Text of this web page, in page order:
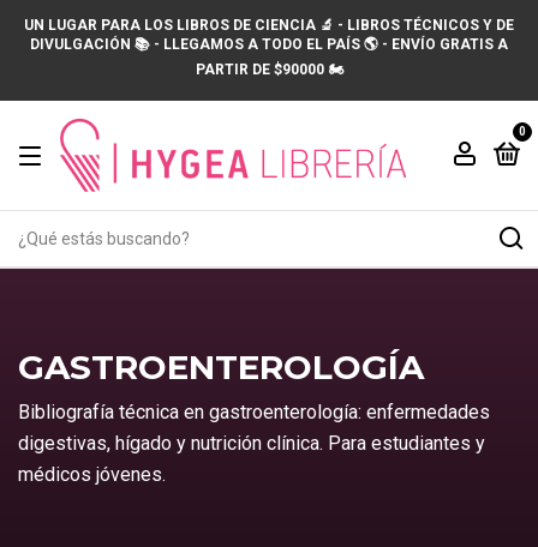
UN LUGAR PARA LOS LIBROS DE CIENCIA 🔬 - LIBROS TÉCNICOS Y DE
DIVULGACIÓN 📚 - LLEGAMOS A TODO EL PAÍS 🌎 - ENVÍO GRATIS A
PARTIR DE $90000 🏍️
0
GASTROENTEROLOGÍA
Bibliografía técnica en gastroenterología: enfermedades
digestivas, hígado y nutrición clínica. Para estudiantes y
médicos jóvenes.